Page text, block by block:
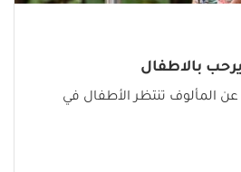
بالاطفال
المألوف تنتظر الأطفال في